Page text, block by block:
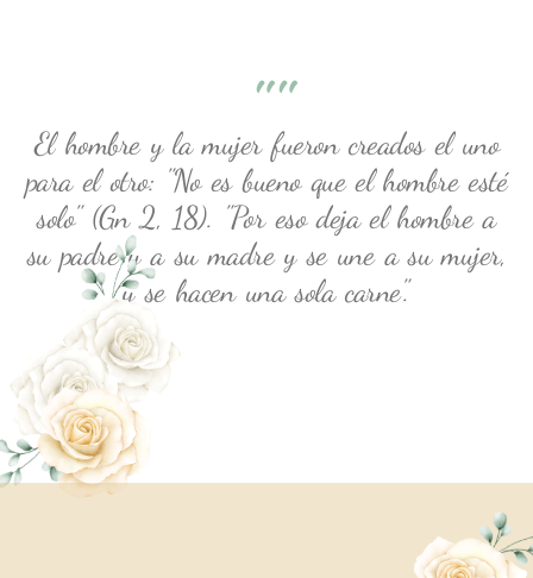
""
El hombre y la mujer fueron creados el uno
para el otro: "No es bueno que el hombre esté
solo" (Gn 2, 18). "Por eso deja el hombre a
su padre y a su madre y se une a su mujer,
y se hacen una sola carne".